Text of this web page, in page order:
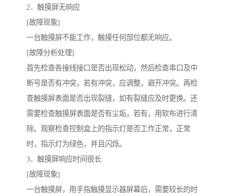
2．触摸屏无响应
[故障现象]
一台触摸屏不能工作，触摸任何部位都无响应。
[故障分析处理]
首先检查各接线接口是否出现松动，然后检查串口及中
断号是否有冲突，若有冲突，应调整，避开冲突。再检
查触摸屏表面是否出现裂缝，如有裂缝应及时更换。还
需要检查触摸屏表面是否有尘垢，若有，用软布进行清
除。观察检查控制盒上的指示灯是否工作正常，正常
时，指示灯为绿色，并且闪烁。
3．触摸屏响应时间很长
[故障现象]
一台触摸屏，用手指触摸显示器屏幕后，需要较长的时